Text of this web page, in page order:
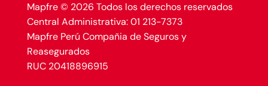
Mapfre © 2026 Todos los derechos reservados
Central Administrativa: 01 213-7373
Mapfre Perú Compañia de Seguros y
Reasegurados
RUC 20418896915